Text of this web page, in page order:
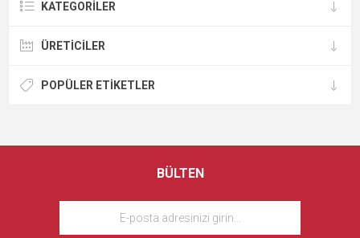
KATEGORILER
ÜRETICILER
POPÜLER ETIKETLER
BÜLTEN